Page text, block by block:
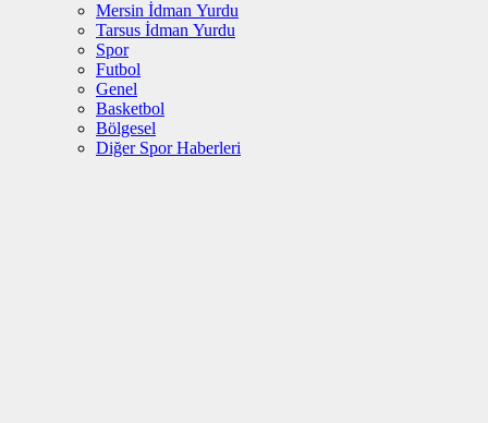
Mersin İdman Yurdu
Tarsus İdman Yurdu
Spor
Futbol
Genel
Basketbol
Bölgesel
Diğer Spor Haberleri